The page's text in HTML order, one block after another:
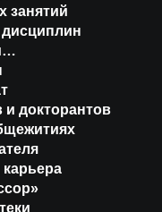
занятий
дисциплин
и докторантов